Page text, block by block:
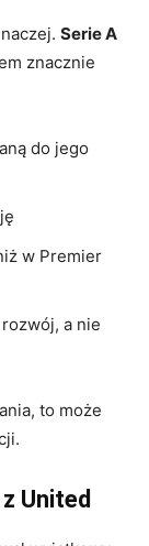
Serie A
znacznie
do jego
w Premier
a nie
to może
United